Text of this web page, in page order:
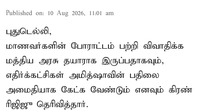
Published on: 10 Aug 2026, 11:01 am
புதுடெல்லி,
மாணவர்களின் போராட்டம் பற்றி விவாதிக்க
மத்திய அரசு தயாராக இருப்பதாகவும்,
எதிர்க்கட்சிகள் அமித்ஷாவின் பதிலை
அமைதியாக கேட்க வேண்டும் எனவும் கிரண்
ரிஜிஜு தெரிவித்தார்.